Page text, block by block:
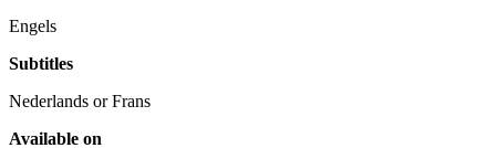
Engels
Subtitles
Nederlands or Frans
Available on